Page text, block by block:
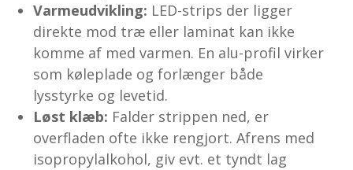
Varmeudvikling: LED-strips der ligger
direkte mod træ eller laminat kan ikke
komme af med varmen. En alu-profil virker
som køleplade og forlænger både
lysstyrke og levetid.
Løst klæb: Falder strippen ned, er
overfladen ofte ikke rengjort. Afrens med
isopropyl­alkohol, giv evt. et tyndt lag